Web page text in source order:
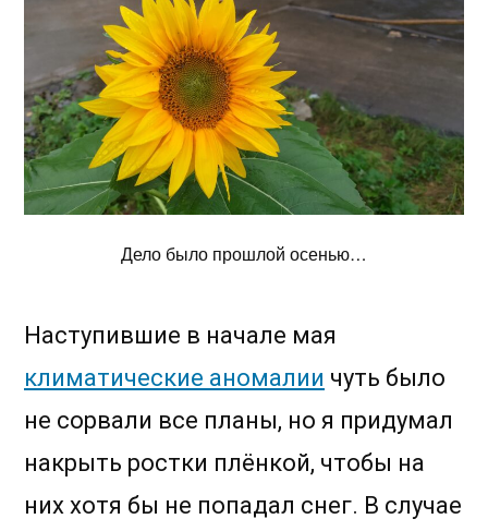
Дело было прошлой осенью…
Наступившие в начале мая
климатические аномалии чуть было
не сорвали все планы, но я придумал
накрыть ростки плёнкой, чтобы на
них хотя бы не попадал снег. В случае